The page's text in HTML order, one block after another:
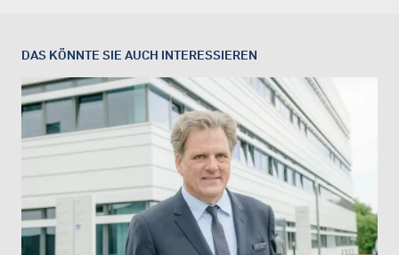
DAS KÖNNTE SIE AUCH INTERESSIEREN